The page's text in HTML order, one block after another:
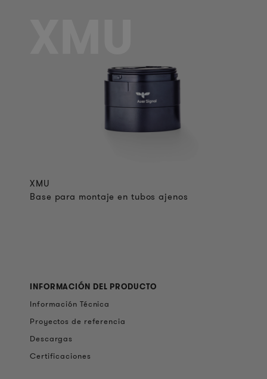
XMU
Base para montaje en tubos ajenos
INFORMACIÓN DEL PRODUCTO
Información Técnica
Proyectos de referencia
Descargas
Certificaciones